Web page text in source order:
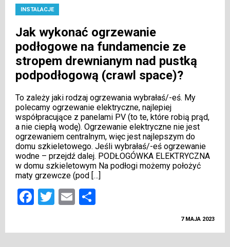
INSTALACJE
Jak wykonać ogrzewanie
podłogowe na fundamencie ze
stropem drewnianym nad pustką
podpodłogową (crawl space)?
To zależy jaki rodzaj ogrzewania wybrałaś/-eś. My
polecamy ogrzewanie elektryczne, najlepiej
współpracujące z panelami PV (to te, które robią prąd,
a nie ciepłą wodę). Ogrzewanie elektryczne nie jest
ogrzewaniem centralnym, więc jest najlepszym do
domu szkieletowego. Jeśli wybrałaś/-eś ogrzewanie
wodne – przejdź dalej. PODŁOGÓWKA ELEKTRYCZNA
w domu szkieletowym Na podłogi możemy położyć
maty grzewcze (pod […]
Facebook
Twitter
Email
7 MAJA 2023